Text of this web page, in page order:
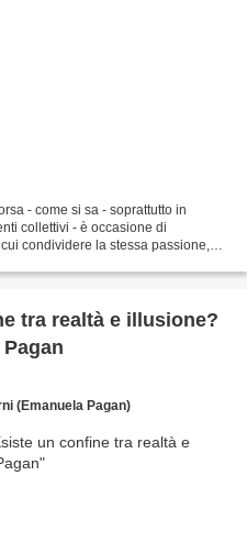
- come si sa - soprattutto in
collettivi - è occasione di
condividere la stessa passione,
tra realtà e illusione?
(Emanuela Pagan)